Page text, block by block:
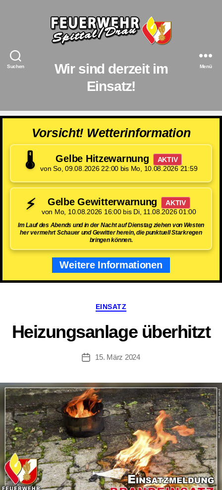
Suchen
Spittal/Drau
Menü
Wir sind derzeit im
Einsatz!
Vorsicht! Wetterinformation
🌡️ Gelbe Hitzewarnung
AKTIV
von So, 09.08.2026 22:00 bis Mo, 10.08.2026 21:59
⚡ Gelbe Gewitterwarnung
AKTIV
von Mo, 10.08.2026 16:00 bis Di, 11.08.2026 01:00
Im Lauf des Abends und in der Nacht auf Dienstag ziehen von Westen
her vermehrt Schauer und Gewitter herein, die punktuell Starkregen
bringen können.
Weitere Informationen
Kategorien
EINSATZ
Heizungsanlage überhitzt
Beitragsdatum
15. März 2024